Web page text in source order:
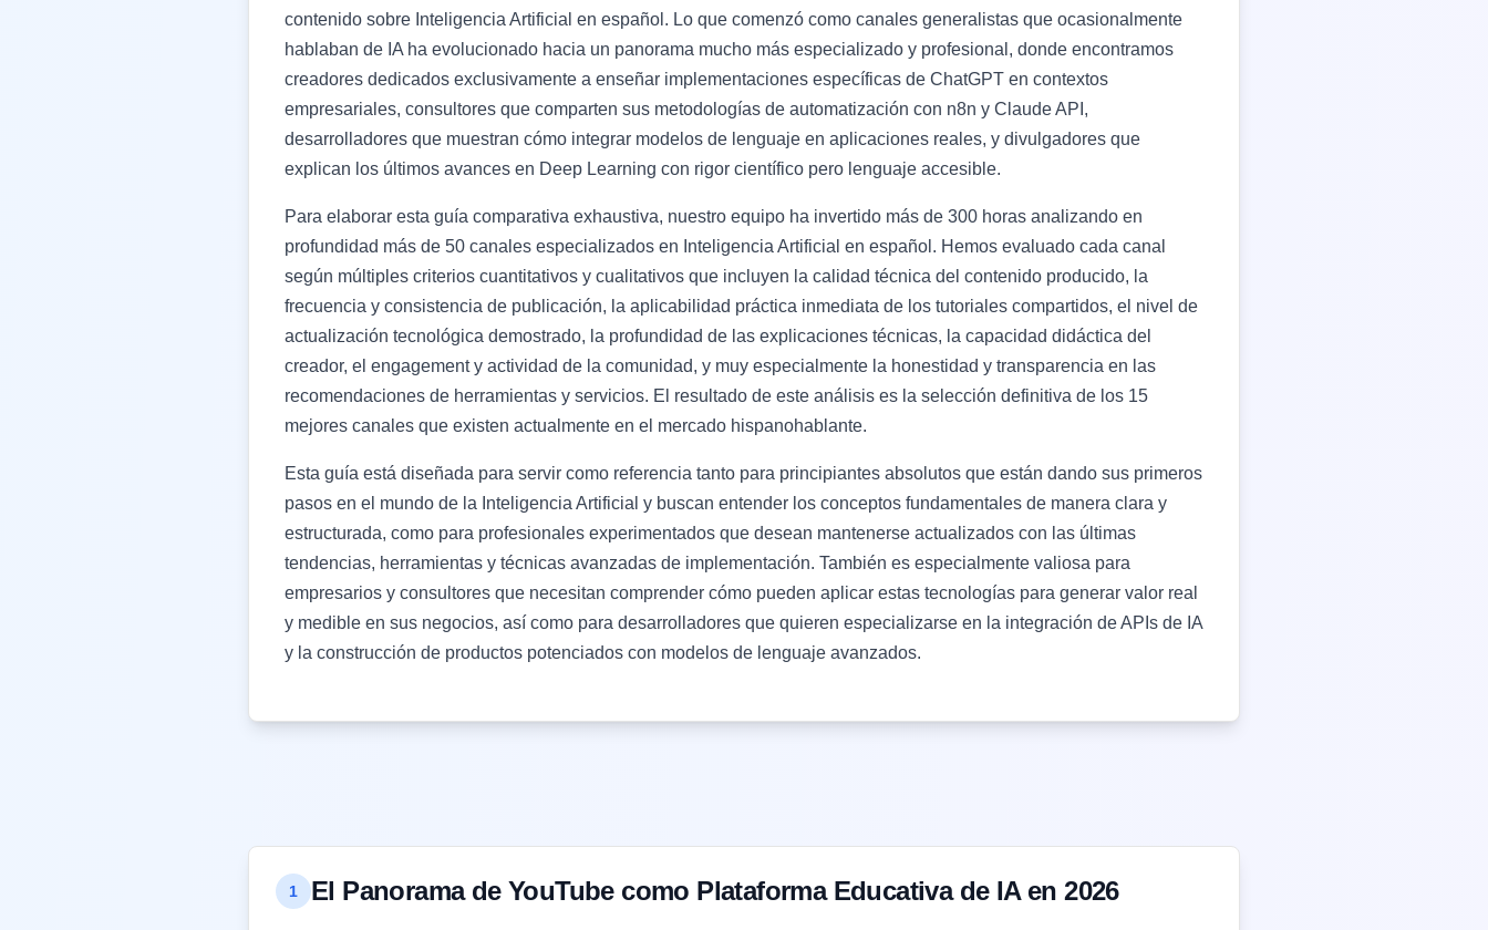
contenido sobre Inteligencia Artificial en español. Lo que comenzó como canales generalistas que ocasionalmente
hablaban de IA ha evolucionado hacia un panorama mucho más especializado y profesional, donde encontramos
creadores dedicados exclusivamente a enseñar implementaciones específicas de ChatGPT en contextos
empresariales, consultores que comparten sus metodologías de automatización con n8n y Claude API,
desarrolladores que muestran cómo integrar modelos de lenguaje en aplicaciones reales, y divulgadores que
explican los últimos avances en Deep Learning con rigor científico pero lenguaje accesible.
Para elaborar esta guía comparativa exhaustiva, nuestro equipo ha invertido más de 300 horas analizando en
profundidad más de 50 canales especializados en Inteligencia Artificial en español. Hemos evaluado cada canal
según múltiples criterios cuantitativos y cualitativos que incluyen la calidad técnica del contenido producido, la
frecuencia y consistencia de publicación, la aplicabilidad práctica inmediata de los tutoriales compartidos, el nivel de
actualización tecnológica demostrado, la profundidad de las explicaciones técnicas, la capacidad didáctica del
creador, el engagement y actividad de la comunidad, y muy especialmente la honestidad y transparencia en las
recomendaciones de herramientas y servicios. El resultado de este análisis es la selección definitiva de los 15
mejores canales que existen actualmente en el mercado hispanohablante.
Esta guía está diseñada para servir como referencia tanto para principiantes absolutos que están dando sus primeros
pasos en el mundo de la Inteligencia Artificial y buscan entender los conceptos fundamentales de manera clara y
estructurada, como para profesionales experimentados que desean mantenerse actualizados con las últimas
tendencias, herramientas y técnicas avanzadas de implementación. También es especialmente valiosa para
empresarios y consultores que necesitan comprender cómo pueden aplicar estas tecnologías para generar valor real
y medible en sus negocios, así como para desarrolladores que quieren especializarse en la integración de APIs de IA
y la construcción de productos potenciados con modelos de lenguaje avanzados.
1 El Panorama de YouTube como Plataforma Educativa de IA en 2026